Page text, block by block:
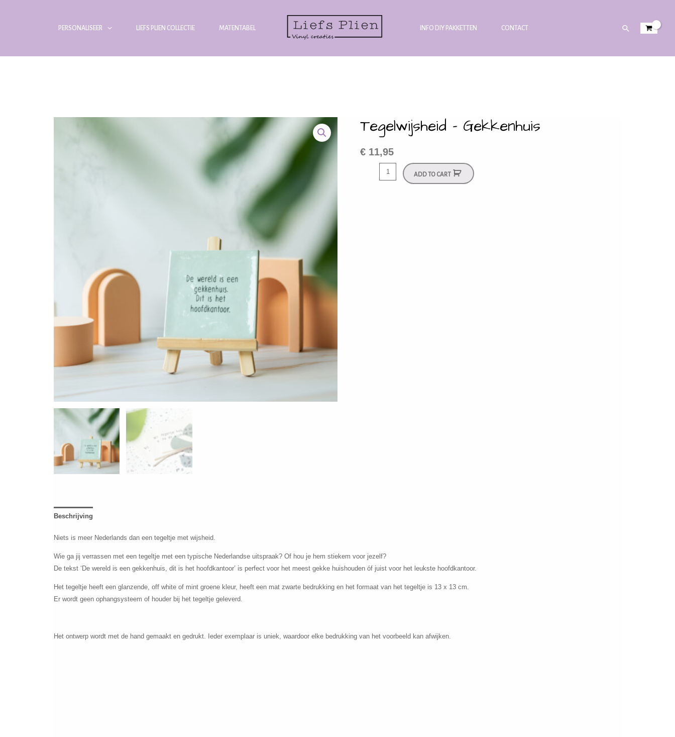
PERSONALISEER LIEFS PLIEN COLLECTIE MATENTABEL INFO DIY PAKKETTEN CONTACT
Tegelwijsheid – Gekkenhuis
€ 11,95
ADD TO CART
Beschrijving
Niets is meer Nederlands dan een tegeltje met wijsheid.
Wie ga jij verrassen met een tegeltje met een typische Nederlandse uitspraak? Of hou je hem stiekem voor jezelf?
De tekst ‘De wereld is een gekkenhuis, dit is het hoofdkantoor’ is perfect voor het meest gekke huishouden óf juist voor het leukste hoofdkantoor.
Het tegeltje heeft een glanzende, off white of mint groene kleur, heeft een mat zwarte bedrukking en het formaat van het tegeltje is 13 x 13 cm.
Er wordt geen ophangsysteem of houder bij het tegeltje geleverd.
Het ontwerp wordt met de hand gemaakt en gedrukt. Ieder exemplaar is uniek, waardoor elke bedrukking van het voorbeeld kan afwijken.